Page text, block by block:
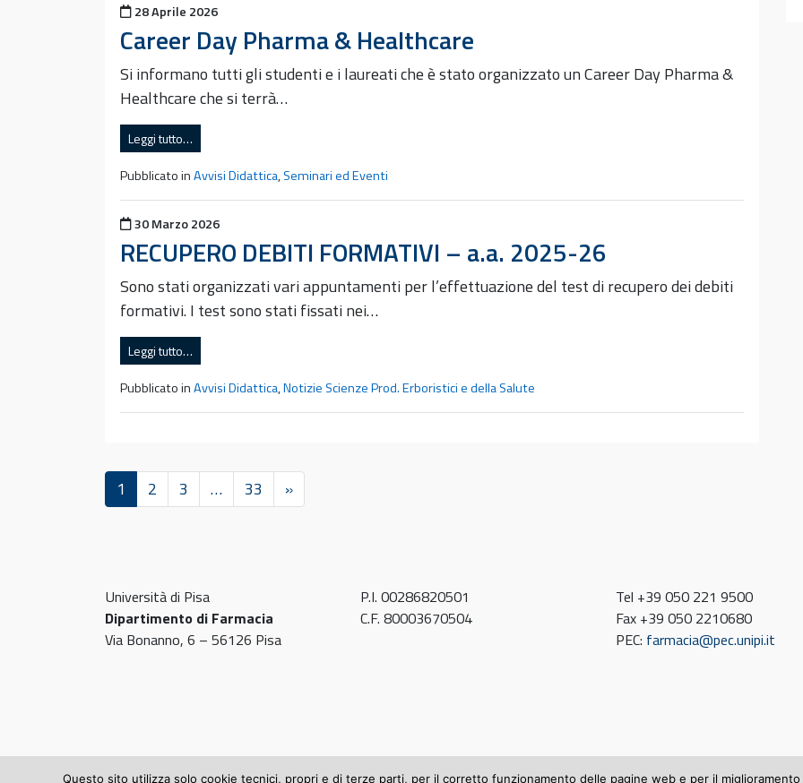
Pubblicato il
28 Aprile 2026
Career Day Pharma & Healthcare
Si informano tutti gli studenti e i laureati che è stato organizzato un Career Day Pharma &
Healthcare che si terrà…
Leggi tutto…
Pubblicato inAvvisi Didattica,Seminari ed Eventi
Pubblicato il
30 Marzo 2026
RECUPERO DEBITI FORMATIVI – a.a. 2025-26
Sono stati organizzati vari appuntamenti per l’effettuazione del test di recupero dei debiti
formativi. I test sono stati fissati nei…
Leggi tutto…
Pubblicato inAvvisi Didattica,Notizie Scienze Prod. Erboristici e della Salute
1 2 3 … 33 »
Università di Pisa
Dipartimento di Farmacia
Via Bonanno, 6 – 56126 Pisa
P.I. 00286820501
C.F. 80003670504
Tel +39 050 221 9500
Fax +39 050 2210680
PEC: farmacia@pec.unipi.it
Questo sito utilizza solo cookie tecnici, propri e di terze parti, per il corretto funzionamento delle pagine web e per il